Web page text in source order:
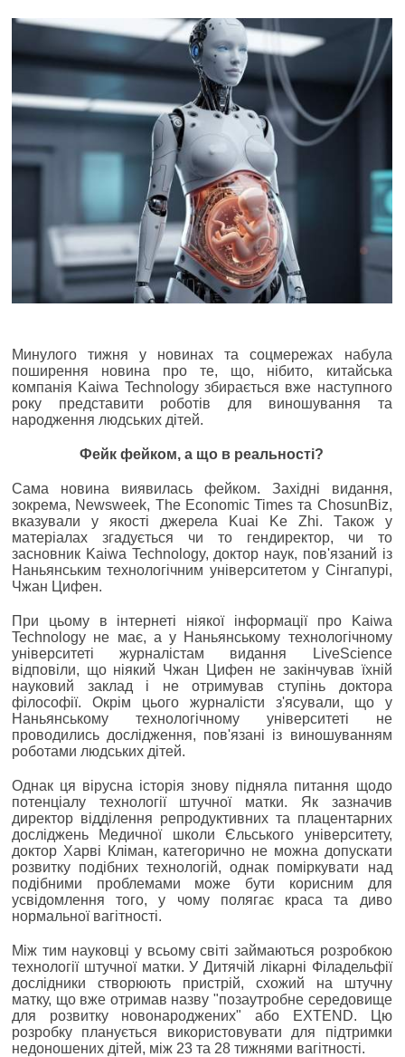
Минулого тижня у новинах та соцмережах набула
поширення новина про те, що, нібито, китайська
компанія Kaiwa Technology збирається вже наступного
року представити роботів для виношування та
народження людських дітей.
Фейк фейком, а що в реальності?
Сама новина виявилась фейком. Західні видання,
зокрема, Newsweek, The Economic Times та ChosunBiz,
вказували у якості джерела Kuai Ke Zhi. Також у
матеріалах згадується чи то гендиректор, чи то
засновник Kaiwa Technology, доктор наук, пов'язаний із
Наньянським технологічним університетом у Сінгапурі,
Чжан Цифен.
При цьому в інтернеті ніякої інформації про Kaiwa
Technology не має, а у Наньянському технологічному
університеті журналістам видання LiveScience
відповіли, що ніякий Чжан Цифен не закінчував їхній
науковий заклад і не отримував ступінь доктора
філософії. Окрім цього журналісти з'ясували, що у
Наньянському технологічному університеті не
проводились дослідження, пов'язані із виношуванням
роботами людських дітей.
Однак ця вірусна історія знову підняла питання щодо
потенціалу технології штучної матки. Як зазначив
директор відділення репродуктивних та плацентарних
досліджень Медичної школи Єльського університету,
доктор Харві Кліман, категорично не можна допускати
розвитку подібних технологій, однак поміркувати над
подібними проблемами може бути корисним для
усвідомлення того, у чому полягає краса та диво
нормальної вагітності.
Між тим науковці у всьому світі займаються розробкою
технології штучної матки. У Дитячій лікарні Філадельфії
дослідники створюють пристрій, схожий на штучну
матку, що вже отримав назву "позаутробне середовище
для розвитку новонароджених" або EXTEND. Цю
розробку планується використовувати для підтримки
недоношених дітей, між 23 та 28 тижнями вагітності.